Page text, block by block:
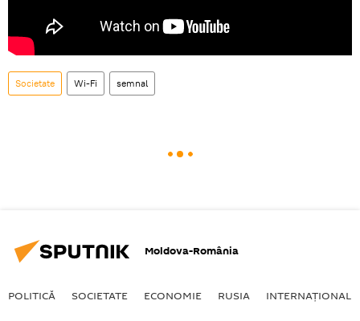
Societate Wi-Fi semnal
Moldova-România
POLITICĂ SOCIETATE ECONOMIE RUSIA INTERNAŢIONAL